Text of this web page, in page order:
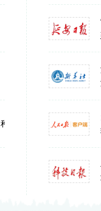
观摩展示会举办